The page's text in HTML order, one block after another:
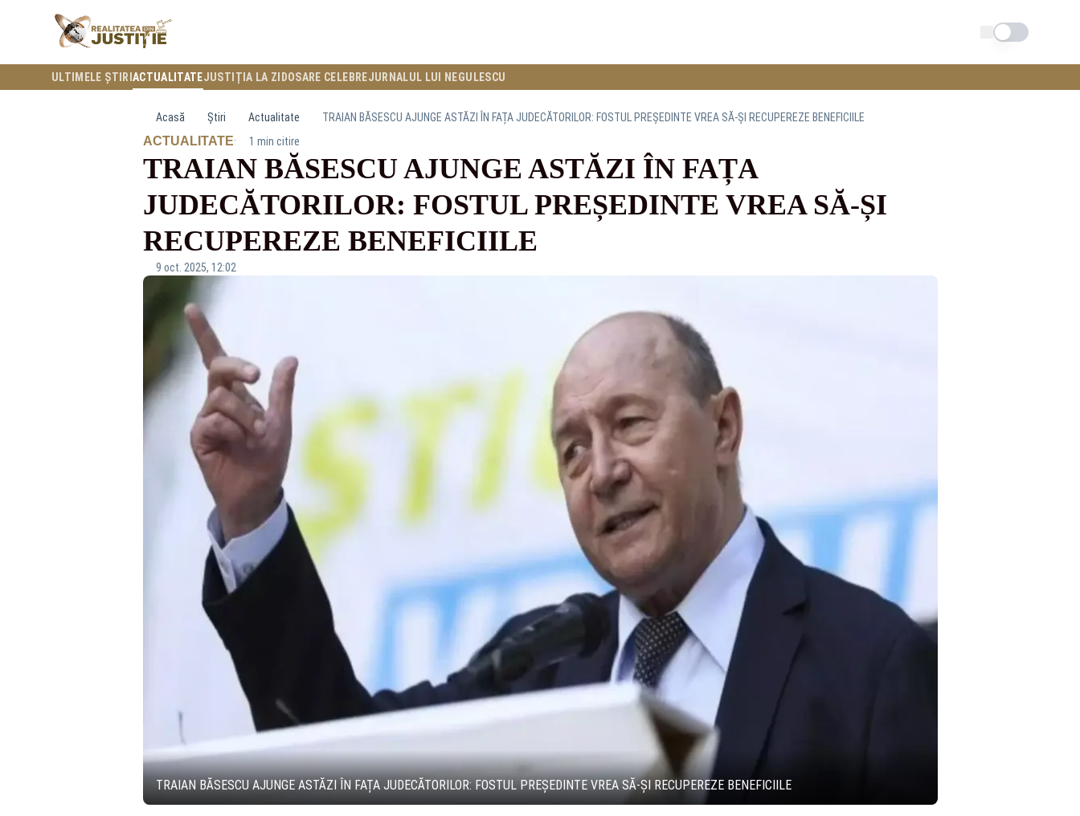
Schimba tema
ULTIMELE ȘTIRI ACTUALITATEJUSTIȚIA LA ZI DOSARE CELEBREJURNALUL LUI NEGULESCU
Acasă Știri Actualitate TRAIAN BĂSESCU AJUNGE ASTĂZI ÎN FAȚA JUDECĂTORILOR: FOSTUL PREȘEDINTE VREA SĂ-ȘI RECUPEREZE BENEFICIILE
ACTUALITATE· 1 min citire
TRAIAN BĂSESCU AJUNGE ASTĂZI ÎN FAȚA
JUDECĂTORILOR: FOSTUL PREȘEDINTE VREA SĂ-ȘI
RECUPEREZE BENEFICIILE
9 oct. 2025, 12:02
TRAIAN BĂSESCU AJUNGE ASTĂZI ÎN FAȚA JUDECĂTORILOR: FOSTUL PREȘEDINTE VREA SĂ-ȘI RECUPEREZE BENEFICIILE